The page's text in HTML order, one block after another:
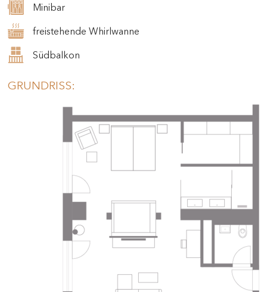
Minibar
freistehende Whirlwanne
Südbalkon
GRUNDRISS: